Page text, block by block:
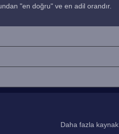
"en doğru" ve en adil orandır.
Daha fazla kaynak